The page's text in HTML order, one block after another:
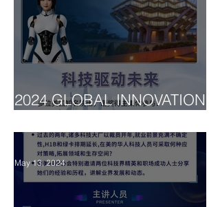
2024 GLOBAL INNOVATION
May 13, 2024